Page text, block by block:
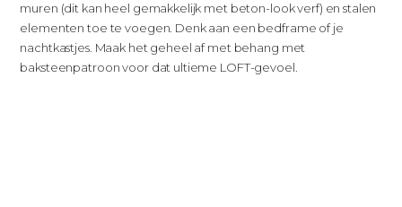
muren (dit kan heel gemakkelijk met beton-look verf) en stalen
elementen toe te voegen. Denk aan een bedframe of je
nachtkastjes. Maak het geheel af met behang met
baksteenpatroon voor dat ultieme LOFT-gevoel.